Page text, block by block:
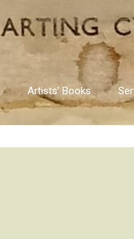
Artists’ Books